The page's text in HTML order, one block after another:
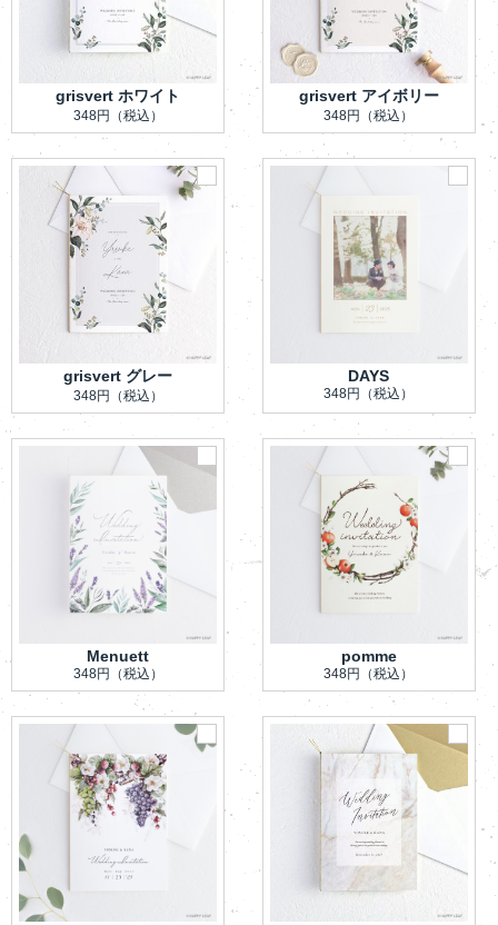
grisvert ホワイト
348円 （税込）
grisvert アイボリー
348円 （税込）
grisvert グレー
348円 （税込）
DAYS
348円 （税込）
Menuett
348円 （税込）
pomme
348円 （税込）